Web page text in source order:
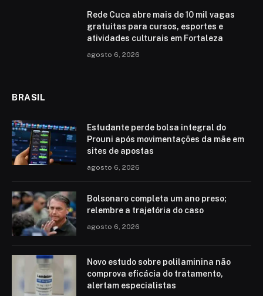
Rede Cuca abre mais de 10 mil vagas
gratuitas para cursos, esportes e
atividades culturais em Fortaleza
agosto 6, 2026
BRASIL
Estudante perde bolsa integral do
Prouni após movimentações da mãe em
sites de apostas
agosto 6, 2026
Bolsonaro completa um ano preso;
relembre a trajetória do caso
agosto 6, 2026
Novo estudo sobre polilaminina não
comprova eficácia do tratamento,
alertam especialistas